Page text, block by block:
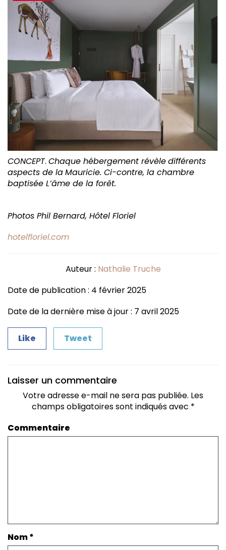
CONCEPT. Chaque hébergement révèledifférents
aspects de laMauricie. Ci-contre, la chambre
baptisée L’âme de la forêt.
Photos Phil Bernard, Hôtel Floriel
hotelfloriel.com
Auteur : Nathalie Truche
Date de publication : 4 février 2025
Date de la dernière mise à jour : 7 avril 2025
Like Tweet
Laisser un commentaire
Votre adresse e-mail ne sera pas publiée. Les
champs obligatoires sont indiqués avec *
Commentaire
Nom*